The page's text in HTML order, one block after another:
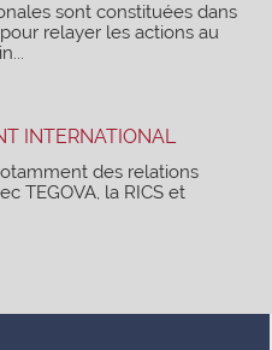
sont constituées dans
relayer les actions au
INTERNATIONAL
des relations
TEGOVA, la RICS et